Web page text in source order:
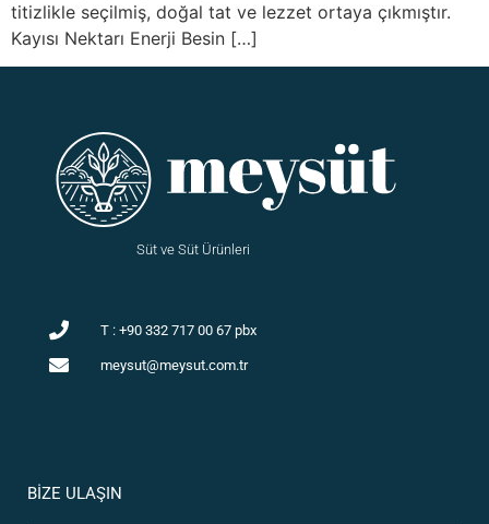
titizlikle seçilmiş, doğal tat ve lezzet ortaya çıkmıştır.
Kayısı Nektarı Enerji Besin […]
Süt ve Süt Ürünleri
T : +90 332 717 00 67 pbx
meysut@meysut.com.tr
BİZE ULAŞIN